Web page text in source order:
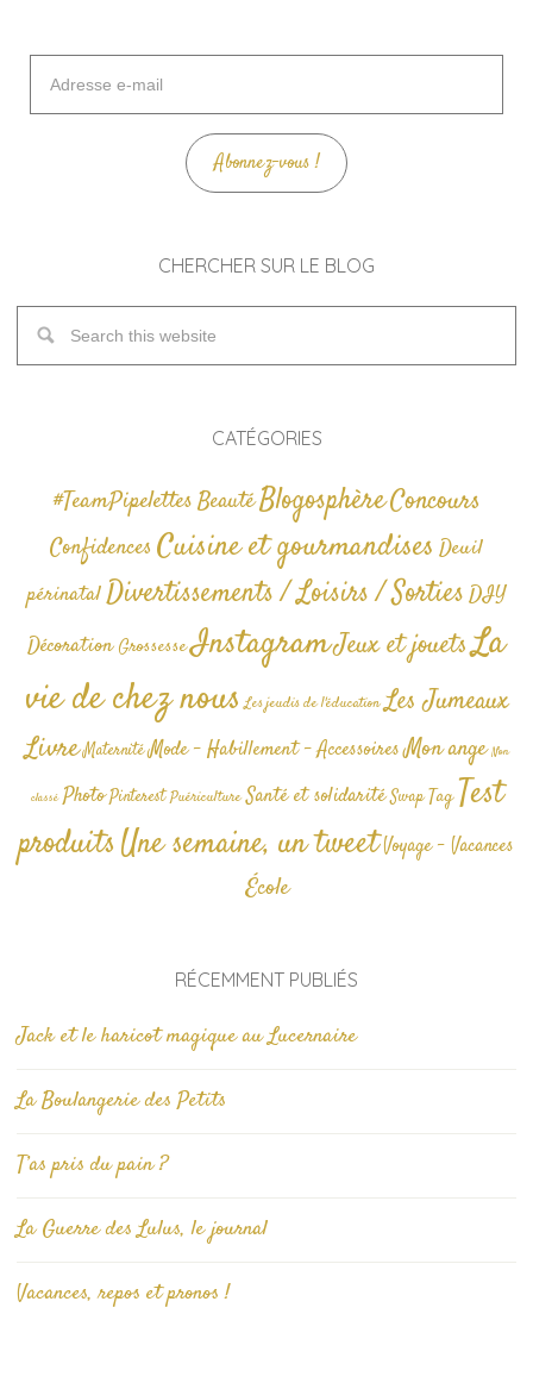
mail
Abonnez-vous !
CHERCHER SUR LE BLOG
CATÉGORIES
#TeamPipelettesBeautéBlogosphèreConcours
Confidences Cuisine et gourmandises Deuil
périnatalDivertissements / Loisirs / SortiesDIY
Décoration GrossesseInstagramJeux et jouetsLa
vie de chez nous Les jeudis de l'éducation Les Jumeaux
Livre Maternité Mode - Habillement - AccessoiresMon ange Non
classé Photo Pinterest Puériculture Santé et solidarité Swap TagTest
produitsUne semaine, un tweetVoyage - Vacances
École
RÉCEMMENT PUBLIÉS
Jack et le haricot magique au Lucernaire
La Boulangerie des Petits
T’as pris du pain ?
La Guerre des Lulus, le journal
Vacances, repos et pronos !